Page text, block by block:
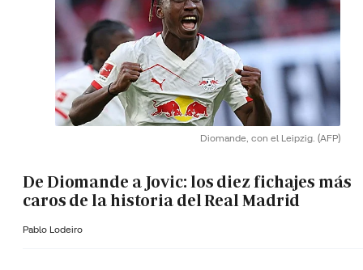
Diomande, con el Leipzig. (AFP)
De Diomande a Jovic: los diez fichajes más
caros de la historia del Real Madrid
Pablo Lodeiro